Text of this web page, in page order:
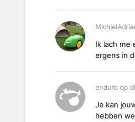
Ik lach me
ergens in
enduro op
Je kan
hebben